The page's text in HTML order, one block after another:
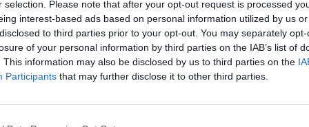
selection. Please note that after your opt-out request is processed
interest-based ads based on personal information utilized by us
to third parties prior to your opt-out. You may separately
of your personal information by third parties on the IAB’s list of
This information may also be disclosed by us to third parties on the
Participants that may further disclose it to other third parties.
τρίτου παιδιού είχε αφήσει το βρέφος στο
Στις 5.15, η Μουρτζούκου φέρεται να κάλεσε
πως βρίσκεται μαζί με το παιδί στο
από τη Μουρτζούκου στο σπίτι, στις 05.47.